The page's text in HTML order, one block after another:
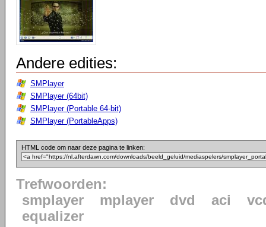
Andere edities:
SMPlayer
SMPlayer (64bit)
SMPlayer (Portable 64-bit)
SMPlayer (PortableApps)
HTML code om naar deze pagina te linken:
Trefwoorden:
smplayer
mplayer dvd aci
equalizer